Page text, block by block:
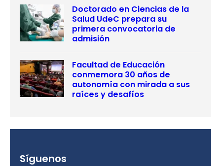
Doctorado en Ciencias de la
Salud UdeC prepara su
primera convocatoria de
admisión
Facultad de Educación
conmemora 30 años de
autonomía con mirada a sus
raíces y desafíos
Síguenos